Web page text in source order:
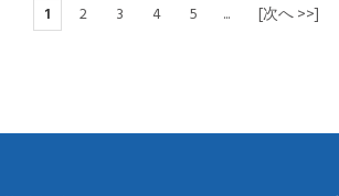
1
2 3 4 5 ... [次へ >>]